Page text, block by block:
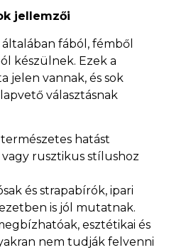
jellemzői
fából, fémből
készülnek. Ezek a
jelen vannak, és sok
választásnak
hatást
rusztikus stílushoz
és strapabírók, ipari
is jól mutatnak.
esztétikai és
nem tudják felvenni